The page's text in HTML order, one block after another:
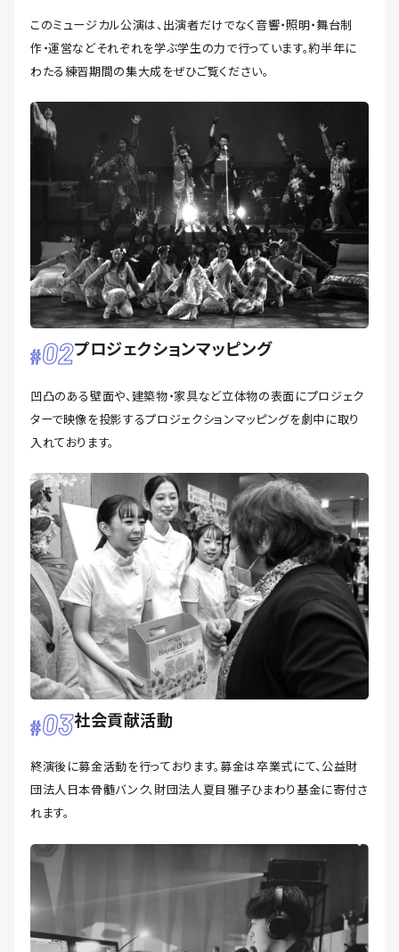
このミュージカル公演は、出演者だけでなく音響・照明・舞台制
作・運営などそれぞれを学ぶ学生の力で行っています。約半年に
わたる練習期間の集大成をぜひご覧ください。
02プロジェクションマッピング
凹凸のある壁面や、建築物・家具など立体物の表面にプロジェク
ターで映像を投影するプロジェクションマッピングを劇中に取り
入れております。
03社会貢献活動
終演後に募金活動を行っております。募金は卒業式にて、公益財
団法人日本骨髄バンク、財団法人夏目雅子ひまわり基金に寄付さ
れます。